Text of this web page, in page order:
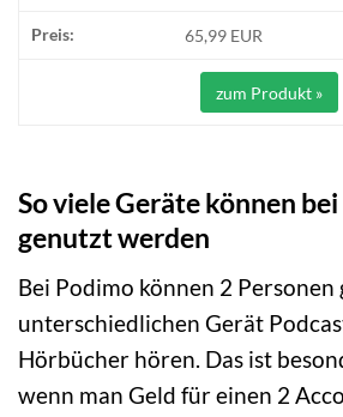
65,99 EUR
zum Produkt »
So viele Geräte können
genutzt werden
Bei Podimo können 2
unterschiedlichen Gerät
Hörbücher hören. Das ist
wenn man Geld für einen 2